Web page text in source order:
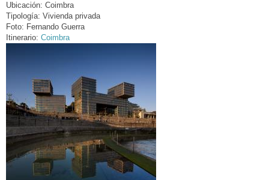
Ubicación: Coimbra
Tipología: Vivienda privada
Foto: Fernando Guerra
Itinerario: Coimbra